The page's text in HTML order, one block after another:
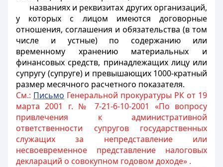
названиях и реквизитах других организаций,
у которых с лицом имеются договорные
отношения, соглашения и обязательства (в том
числе и устные) по содержанию или
временному хранению материальных и
финансовых средств, принадлежащих лицу или
супругу (супруге) и превышающих 1000-кратный
размер месячного расчетного показателя.
См.: Письмо Генеральной прокуратуры РК от 19
марта 2001 г. № 7-21-6-10-2001 «По вопросу
привлечения к административной
ответственности супругов государственных
служащих за непредставление или
несвоевременное представление налоговых
деклараций о совокупном годовом доходе» .